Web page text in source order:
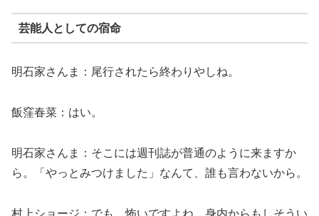
芸能人としての宿命
明石家さんま：尾行されたら終わりやしね。
飯窪春菜：はい。
明石家さんま：そこには週刊誌が普通のように来ますか
ら。「やっとみつけました」なんて、誰も言わないから。
村上ショージ：でも、怖いですよね、身内からもしそうい